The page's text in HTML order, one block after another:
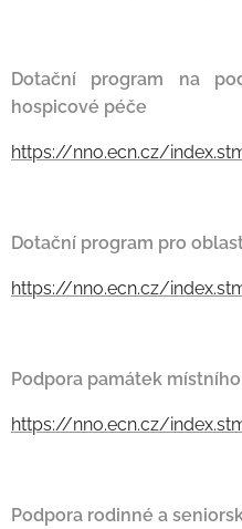
Dotační program na
hospicové péče
https://nno.ecn.cz/
Dotační program pro
https://nno.ecn.cz/
Podpora památek
https://nno.ecn.cz/
Podpora rodinné a